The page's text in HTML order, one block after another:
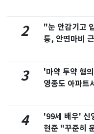
2
"눈 안감기고
퉁, 안면마비
3
'마약 투약 혐
영종도 아파트
4
'99세 배우' 신
현준 "꾸준히